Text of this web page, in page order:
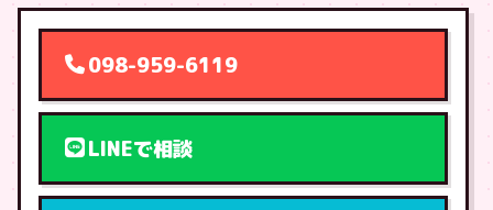
098-959-6119
LINEで相談